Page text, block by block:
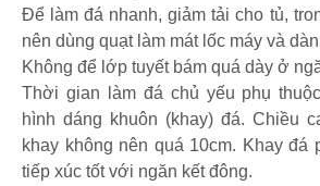
Để làm đá nhanh, giảm tải cho tủ,
nên dùng quạt làm mát lốc máy và
Không để lớp tuyết bám quá dày ở
Thời gian làm đá chủ yếu phụ
hình dáng khuôn (khay) đá. Chiều
khay không nên quá 10cm. Khay đá
tiếp xúc tốt với ngăn kết đông.